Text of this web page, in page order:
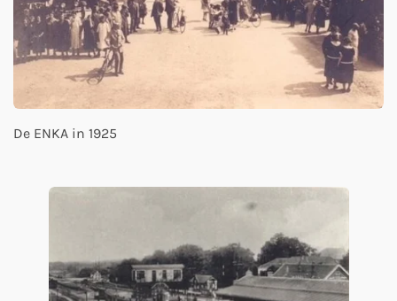
De ENKA in 1925